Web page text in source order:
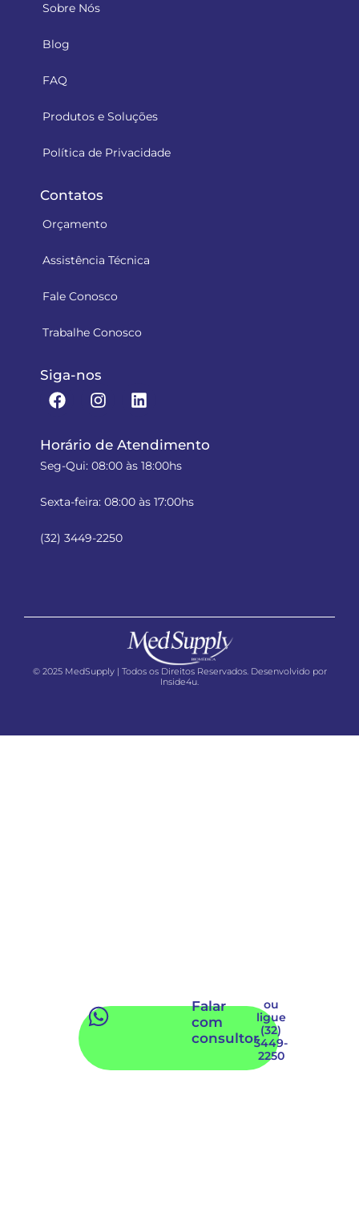
Sobre Nós
Blog
FAQ
Produtos e Soluções
Política de Privacidade
Contatos
Orçamento
Assistência Técnica
Fale Conosco
Trabalhe Conosco
Falar
com
consultor
ou
ligue
(32)
3449-
2250
Siga-nos
Horário de Atendimento
Seg-Qui: 08:00 às 18:00hs
Sexta-feira: 08:00 às 17:00hs
(32) 3449-2250
© 2025 MedSupply | Todos os Direitos Reservados. Desenvolvido por
Inside4u.